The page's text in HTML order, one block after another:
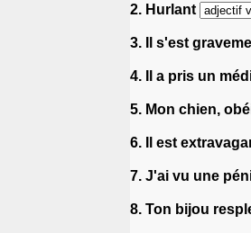
2. Hurlant
3. Il s'est
4. Il a pris un
5. Mon chien,
6. Il est
7. J'ai vu une
8. Ton bijou